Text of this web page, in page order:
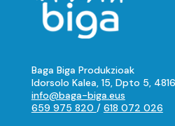
Baga Biga Produkzioak
Idorsolo Kalea, 15, Dpto 5,
info@baga-biga.eus
659 975 820 / 618 072 026